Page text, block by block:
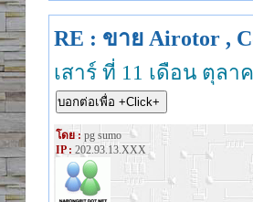
RE : ขาย Airotor ,
เสาร์ ที่ 11 เดือน ตุลา
โดย :pg sumo
IP : 202.93.13.XXX